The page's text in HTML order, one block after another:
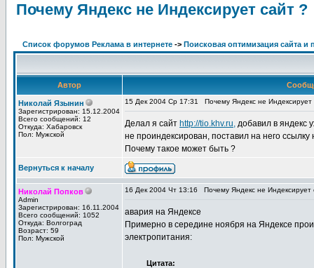
Почему Яндекс не Индексирует сайт ?
Список форумов Реклама в интернете -> Поисковая оптимизация сайта
Автор
Николай Язынин
Зарегистрирован: 15.12.2004
Всего сообщений: 12
Откуда: Хабаровск
Пол: Мужской
15 Дек 2004 Ср 17:31 Почему Яндекс не Индексирует
Делал я сайт http://tio.khv.ru, добавил в яндекс
не проиндексирован, поставил на него
Почему такое может быть ?
Вернуться к началу
Николай Попков
Admin
Зарегистрирован: 16.11.2004
Всего сообщений: 1052
Откуда: Волгоград
Возраст: 59
Пол: Мужской
16 Дек 2004 Чт 13:16 Почему Яндекс не Индексирует
авария на Яндексе
Примерно в середине ноября на Яндексе
электропитания:
Цитата: